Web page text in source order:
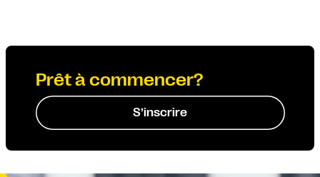
Prêt à commencer?
S’inscrire